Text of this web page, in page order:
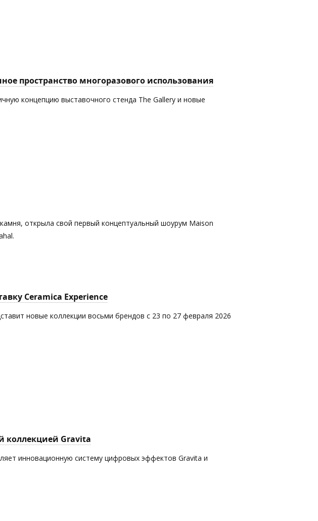
пространство многоразового использования
концепцию выставочного стенда The Gallery и новые
открыла свой первый концептуальный шоурум Maison
Ceramica Experience
новые коллекции восьми брендов с 23 по 27 февраля 2026
коллекцией Gravita
инновационную систему цифровых эффектов Gravita и